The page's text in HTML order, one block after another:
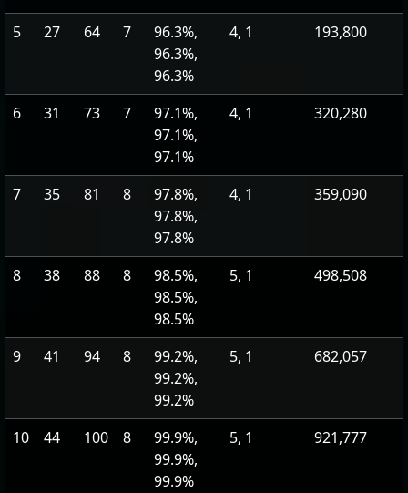
5
27 64 7
96.3%,
96.3%,
96.3%
4, 1 193,800
6 31 73 7
97.1%,
97.1%,
97.1%
4, 1 320,280
7 35 81 8
97.8%,
97.8%,
97.8%
4, 1 359,090
8 38 88 8
98.5%,
98.5%,
98.5%
5, 1 498,508
9 41 94 8
99.2%,
99.2%,
99.2%
5, 1 682,057
10 44 100 8
99.9%,
99.9%,
99.9%
5, 1 921,777